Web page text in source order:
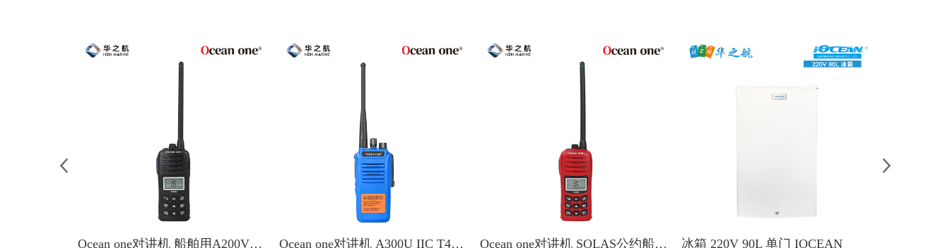
Ocean one对讲机 船舶用A200V漂浮式手持防水对讲机 Ocean one对讲机 A300U IIC T4氢气防爆对讲机 船舶消防本质安全无线电 Ocean one对讲机 SOLAS公约船舶消防A600V ATEX防爆对讲机 冰箱 220V 90L 单门 IOCEAN